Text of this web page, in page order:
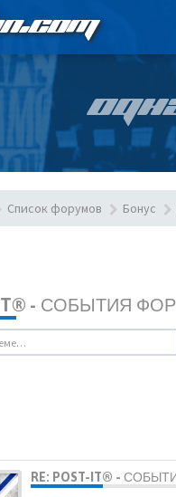
Список форумов Бонус
IT® - СОБЫТИЯ
RE: POST-IT® -